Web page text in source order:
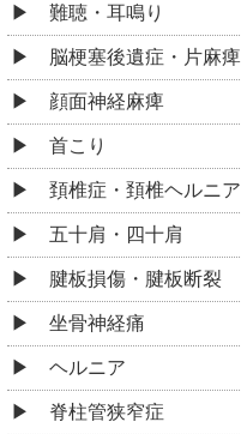
難聴・耳鳴り
脳梗塞後遺症・片麻痺
顔面神経麻痺
首こり
頚椎症・頚椎ヘルニア
五十肩・四十肩
腱板損傷・腱板断裂
坐骨神経痛
ヘルニア
脊柱管狭窄症